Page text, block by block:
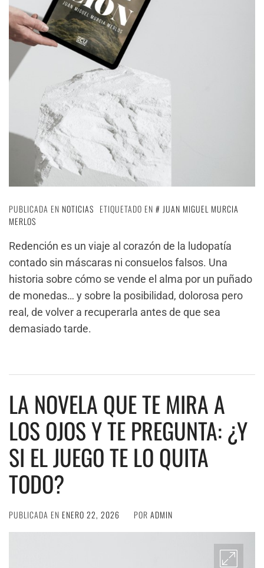
PUBLICADA EN NOTICIAS ETIQUETADO EN
JUAN MIGUEL MURCIA
MERLOS
Redención es un viaje al corazón de la ludopatía
contado sin máscaras ni consuelos falsos. Una
historia sobre cómo se vende el alma por un puñado
de monedas… y sobre la posibilidad, dolorosa pero
real, de volver a recuperarla antes de que sea
demasiado tarde.
LA NOVELA QUE TE MIRA A
LOS OJOS Y TE PREGUNTA: ¿Y
SI EL JUEGO TE LO QUITA
TODO?
PUBLICADA EN ENERO 22, 2026 POR ADMIN